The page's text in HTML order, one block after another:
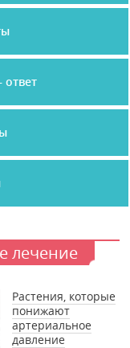
лечение
Растения, которые
понижают
артериальное
давление